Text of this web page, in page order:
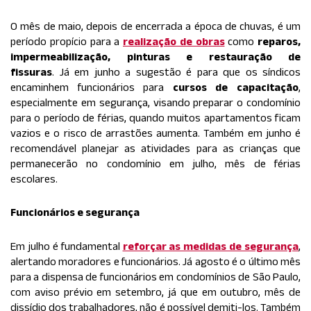
O mês de maio, depois de encerrada a época de chuvas, é um
período propício para a realização de obrascomo reparos,
impermeabilização, pinturas e restauração de
fissuras. Já em junho a sugestão é para que os síndicos
encaminhem funcionários para cursos de capacitação,
especialmente em segurança, visando preparar o condomínio
para o período de férias, quando muitos apartamentos ficam
vazios e o risco de arrastões aumenta. Também em junho é
recomendável planejar as atividades para as crianças que
permanecerão no condomínio em julho, mês de férias
escolares.
Funcionários e segurança
Em julho é fundamental reforçar as medidas de segurança,
alertando moradores e funcionários. Já agosto é o último mês
para a dispensa de funcionários em condomínios de São Paulo,
com aviso prévio em setembro, já que em outubro, mês de
dissídio dos trabalhadores, não é possível demiti-los. Também